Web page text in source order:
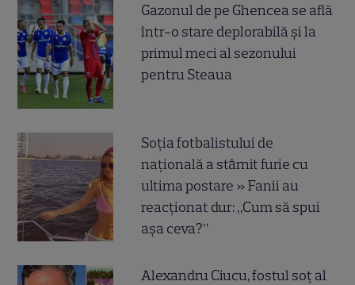
Gazonul de pe Ghencea se află
într-o stare deplorabilă și la
primul meci al sezonului
pentru Steaua
Soția fotbalistului de
națională a stârnit furie cu
ultima postare » Fanii au
reacționat dur: „Cum să spui
așa ceva?”
Alexandru Ciucu, fostul soț al